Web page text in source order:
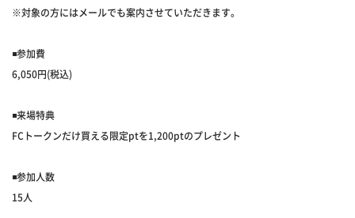
※対象の方にはメールでも案内させていただきます。
◾️参加費
6,050円(税込)
◾️来場特典
FCトークンだけ買える限定ptを1,200ptのプレゼント
◾️参加人数
15人